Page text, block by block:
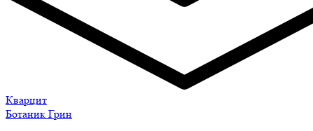
Кварцит
Ботаник Грин